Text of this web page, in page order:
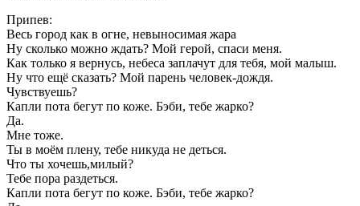
Припев:
Весь город как в огне, невыносимая жара
Ну сколько можно ждать? Мой герой, спаси меня.
Как только я вернусь, небеса заплачут для тебя, мой малыш.
Ну что ещё сказать? Мой парень человек-дождя.
Чувствуешь?
Капли пота бегут по коже. Бэби, тебе жарко?
Да.
Мне тоже.
Ты в моём плену, тебе никуда не деться.
Что ты хочешь,милый?
Тебе пора раздеться.
Капли пота бегут по коже. Бэби, тебе жарко?